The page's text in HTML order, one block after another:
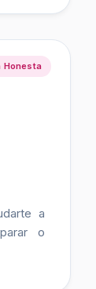
Honesta
a
o